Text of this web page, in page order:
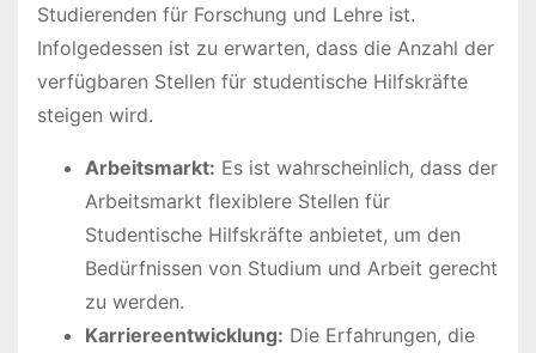
Studierenden für Forschung und Lehre ist.
Infolgedessen ist zu erwarten, dass die Anzahl der
verfügbaren Stellen für studentische Hilfskräfte
steigen wird.
Arbeitsmarkt: Es ist wahrscheinlich, dass der
Arbeitsmarkt flexiblere Stellen für
Studentische Hilfskräfte anbietet, um den
Bedürfnissen von Studium und Arbeit gerecht
zu werden.
Karriereentwicklung: Die Erfahrungen, die